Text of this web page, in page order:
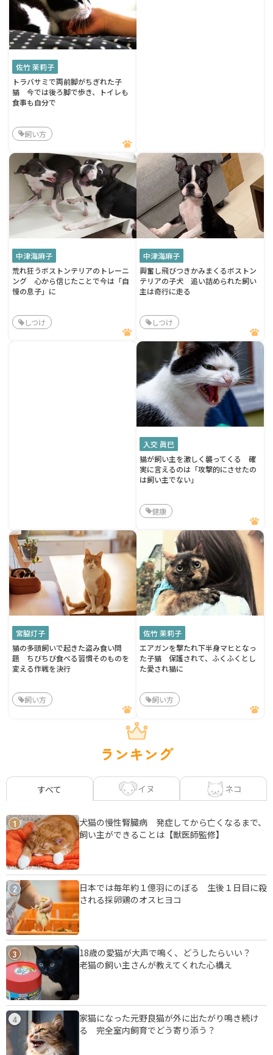
佐竹 茉莉子
トラバサミで両前脚がちぎれた子
猫 今では後ろ脚で歩き、トイレも
食事も自分で
飼い方
中津海麻子
荒れ狂うボストンテリアのトレーニ
ング 心から信じたことで今は「自
慢の息子」に
しつけ
中津海麻子
興奮し飛びつきかみまくるボストン
テリアの子犬 追い詰められた飼い
主は奇行に走る
しつけ
入交 眞巳
猫が飼い主を激しく襲ってくる 確
実に言えるのは「攻撃的にさせたの
は飼い主でない」
健康
宮脇灯子
猫の多頭飼いで起きた盗み食い問
題 ちびちび食べる習慣そのものを
変える作戦を決行
飼い方
佐竹 茉莉子
エアガンを撃たれ下半身マヒとなっ
た子猫 保護されて、ふくふくとし
た愛され猫に
飼い方
ランキング
すべて イヌ ネコ
1
犬猫の慢性腎臓病 発症してから亡くなるまで、
飼い主ができることは【獣医師監修】
2
日本では毎年約１億羽にのぼる 生後１日目に殺
される採卵鶏のオスヒヨコ
3
18歳の愛猫が大声で鳴く、どうしたらいい？
老猫の飼い主さんが教えてくれた心構え
4
家猫になった元野良猫が外に出たがり鳴き続け
る 完全室内飼育でどう寄り添う？